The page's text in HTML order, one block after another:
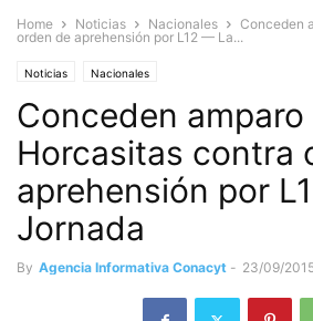
Home Noticias Nacionales
Conceden
orden de aprehensión por L12 — La...
Noticias Nacionales
Conceden amparo
Horcasitas contra
aprehensión por
Jornada
By Agencia Informativa Conacyt - 23/09/